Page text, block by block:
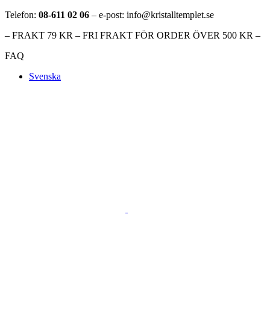
Telefon: 08-611 02 06 – e-post: info@kristalltemplet.se
– FRAKT 79 KR – FRI FRAKT FÖR ORDER ÖVER 500 KR –
FAQ
Svenska